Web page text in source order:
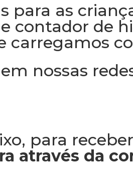
para as
contador de
carregamos
nossas
para
através da